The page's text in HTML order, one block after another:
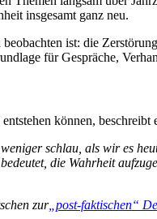
insgesamt ganz neu.
ist: die
für Gespräche,
können, beschreibt
schlau, als wir es
die Wahrheit
zur„post-faktischen“